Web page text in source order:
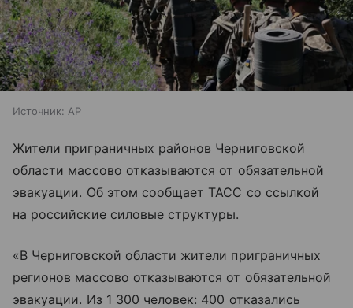
Источник: AP
Жители приграничных районов Черниговской
области массово отказываются от обязательной
эвакуации. Об этом сообщает ТАСС со ссылкой
на российские силовые структуры.
«В Черниговской области жители приграничных
регионов массово отказываются от обязательной
эвакуации. Из 1 300 человек: 400 отказались